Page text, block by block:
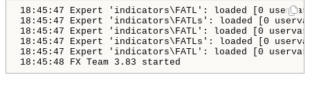
18:45:47 Expert 'indicators\FATL': loaded [0
18:45:47 Expert 'indicators\FATLs': loaded [0
18:45:47 Expert 'indicators\FATL': loaded [0
18:45:47 Expert 'indicators\FATLs': loaded [0
18:45:47 Expert 'indicators\FATL': loaded [0
18:45:48 FX Team 3.83 started